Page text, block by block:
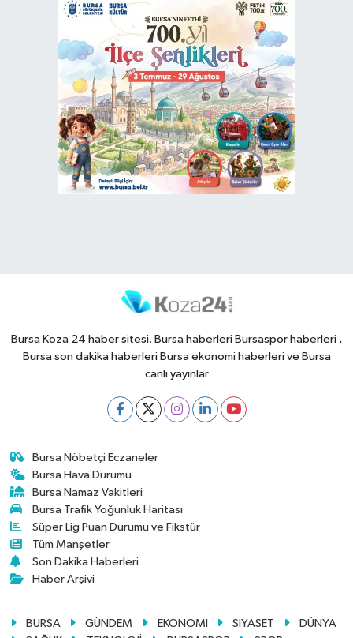
Bursa Koza 24 haber sitesi. Bursa haberleri Bursaspor haberleri ,
Bursa son dakika haberleri Bursa ekonomi haberleri ve Bursa
canlı yayınlar
Bursa Nöbetçi Eczaneler
Bursa Hava Durumu
Bursa Namaz Vakitleri
Bursa Trafik Yoğunluk Haritası
Süper Lig Puan Durumu ve Fikstür
Tüm Manşetler
Son Dakika Haberleri
Haber Arşivi
BURSA GÜNDEM EKONOMİ SİYASET
DÜNYA